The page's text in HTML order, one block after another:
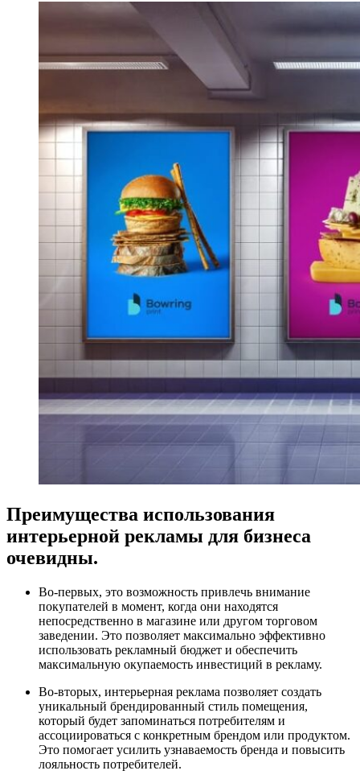
Преимущества использования
интерьерной рекламы для бизнеса
очевидны.
Во-первых, это возможность привлечь внимание
покупателей в момент, когда они находятся
непосредственно в магазине или другом торговом
заведении. Это позволяет максимально эффективно
использовать рекламный бюджет и обеспечить
максимальную окупаемость инвестиций в рекламу.
Во-вторых, интерьерная реклама позволяет создать
уникальный брендированный стиль помещения,
который будет запоминаться потребителям и
ассоциироваться с конкретным брендом или продуктом.
Это помогает усилить узнаваемость бренда и повысить
лояльность потребителей.